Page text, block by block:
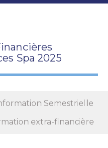
Spa 2025
Semestrielle
extra-financière